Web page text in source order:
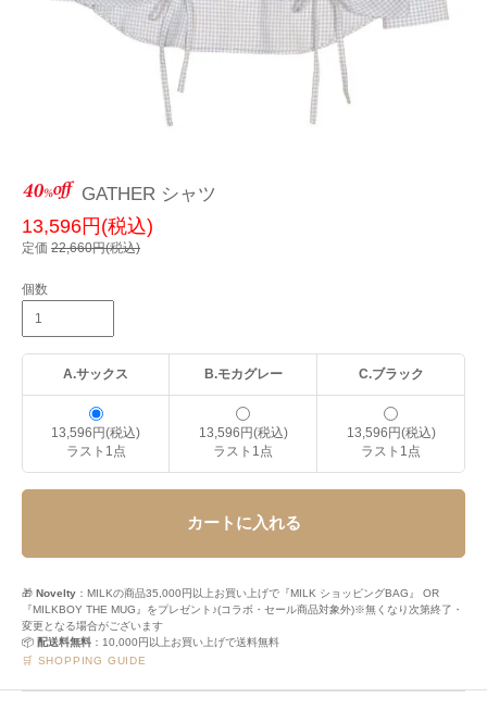
GATHER シャツ
13,596円(税込)
定価 22,660円(税込)
個数
A.サックス B.モカグレー C.ブラック
13,596円(税込)
ラスト1点
13,596円(税込)
ラスト1点
13,596円(税込)
ラスト1点
カートに入れる
🎁 Novelty ：MILKの商品35,000円以上お買い上げで『MILK ショッピングBAG』 OR
『MILKBOY THE MUG』をプレゼント♪(コラボ・セール商品対象外)※無くなり次第終了・
変更となる場合がございます
📦 配送料無料 ：10,000円以上お買い上げで送料無料
🛒 SHOPPING GUIDE